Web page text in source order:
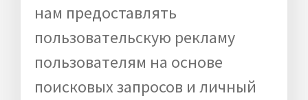
нам предоставлять
пользовательскую рекламу
пользователям на основе
поисковых запросов и личный